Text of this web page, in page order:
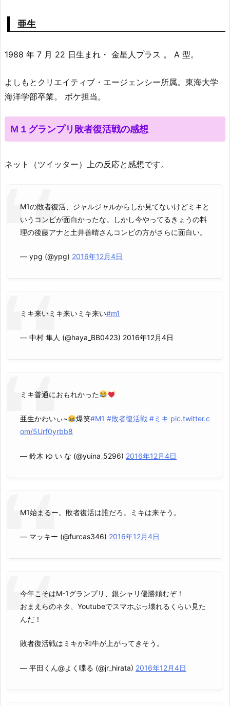
亜生
1988 年 7 月 22 日生まれ・ 金星人プラス 。 A 型。
よしもとクリエイティブ・エージェンシー所属。東海大学
海洋学部卒業。 ボケ担当。
Ｍ１グランプリ敗者復活戦の感想
ネット（ツイッター）上の反応と感想です。
M1の敗者復活、ジャルジャルからしか見てないけどミキと
いうコンビが面白かったな。しかし今やってるきょうの料
理の後藤アナと土井善晴さんコンビの方がさらに面白い。
— ypg (@ypg) 2016年12月4日
ミキ来いミキ来いミキ来い#m1
— 中村 隼人 (@haya_BB0423) 2016年12月4日
ミキ普通におもれかった
亜生かわいぃ~ 爆笑#M1 #敗者復活戦 #ミキ pic.twitter.c
om/5Urf0yrbb8
— 鈴木 ゆ い な (@yuina_5296) 2016年12月4日
M1始まるー。敗者復活は誰だろ。ミキは来そう。
— マッキー (@furcas346) 2016年12月4日
今年こそはM-1グランプリ、銀シャリ優勝頼むぞ！
おまえらのネタ、Youtubeでスマホぶっ壊れるくらい見た
んだ！
敗者復活戦はミキか和牛が上がってきそう。
— 平田くん@よく喋る (@jr_hirata) 2016年12月4日